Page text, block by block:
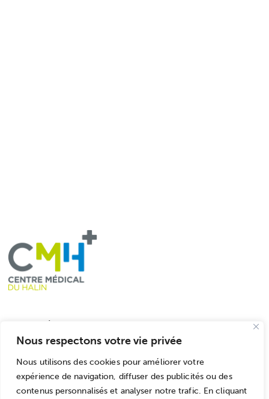
Nous respectons votre vie privée
Nous utilisons des cookies pour améliorer votre
expérience de navigation, diffuser des publicités ou des
contenus personnalisés et analyser notre trafic. En cliquant
Liens utiles
Accueil
L'équipe
Le CMH